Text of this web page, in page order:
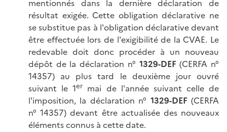
mentionnés dans la dernière déclaration de
résultat exigée. Cette obligation déclarative ne
se substitue pas à l'obligation déclarative devant
être effectuée lors de l'exigibilité de la CVAE. Le
redevable doit donc procéder à un nouveau
dépôt de la déclaration n° 1329-DEF(CERFA n°
14357) au plus tard le deuxième jour ouvré
suivant le 1er mai de l'année suivant celle de
l'imposition, la déclaration n° 1329-DEF(CERFA
n° 14357) devant être actualisée des nouveaux
éléments connus à cette date.